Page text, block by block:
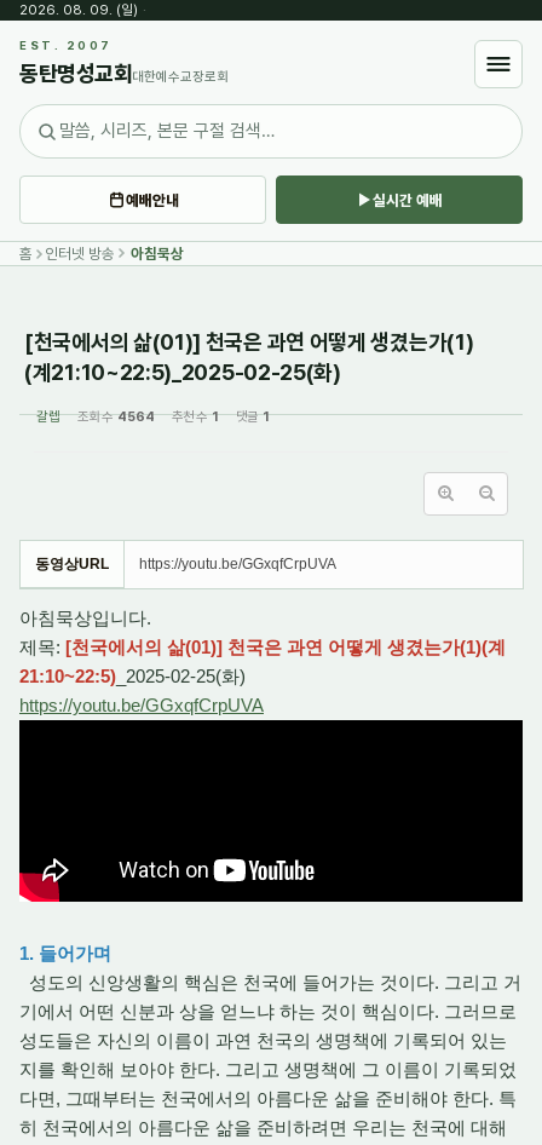
2026. 08. 09. (일) ·
EST. 2007
동탄명성교회 대한예수교장로회
예배안내 실시간 예배
홈 인터넷 방송 아침묵상
[천국에서의 삶(01)] 천국은 과연 어떻게 생겼는가(1)
(계21:10~22:5)_2025-02-25(화)
갈렙 조회 수4564 추천 수1 댓글1
동영상URL https://youtu.be/GGxqfCrpUVA
아침묵상입니다.
제목: [천국에서의 삶(01)] 천국은 과연 어떻게 생겼는가(1)(계
21:10~22:5) _2025-02-25(화)
https://youtu.be/GGxqfCrpUVA
1. 들어가며
성도의 신앙생활의 핵심은 천국에 들어가는 것이다. 그리고 거
기에서 어떤 신분과 상을 얻느냐 하는 것이 핵심이다. 그러므로
성도들은 자신의 이름이 과연 천국의 생명책에 기록되어 있는
지를 확인해 보아야 한다. 그리고 생명책에 그 이름이 기록되었
다면, 그때부터는 천국에서의 아름다운 삶을 준비해야 한다. 특
히 천국에서의 아름다운 삶을 준비하려면 우리는 천국에 대해
Sketchbook5, 스케치북5
Sketchbook5, 스케치북5